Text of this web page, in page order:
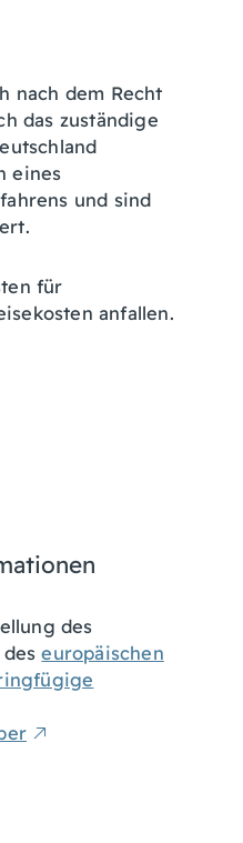
nach dem Recht
das zuständige
eines
und sind
für
anfallen.
des
deseuropäischen